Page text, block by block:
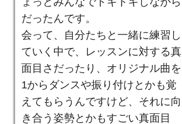
だったんです。
会って、自分たちと一緒に練習し
ていく中で、レッスンに対する真
面目さだったり、オリジナル曲を
1からダンスや振り付けとかも覚
えてもらうんですけど、それに向
き合う姿勢とかもすごい真面目